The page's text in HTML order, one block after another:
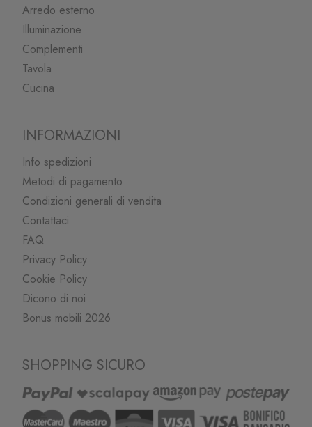
Arredo esterno
Illuminazione
Complementi
Tavola
Cucina
INFORMAZIONI
Info spedizioni
Metodi di pagamento
Condizioni generali di vendita
Contattaci
FAQ
Privacy Policy
Cookie Policy
Dicono di noi
Bonus mobili 2026
SHOPPING SICURO